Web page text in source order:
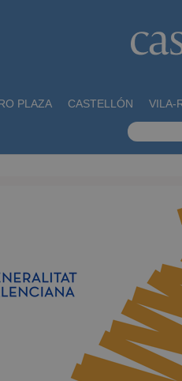
PLAZA CASTELLÓN VILA-